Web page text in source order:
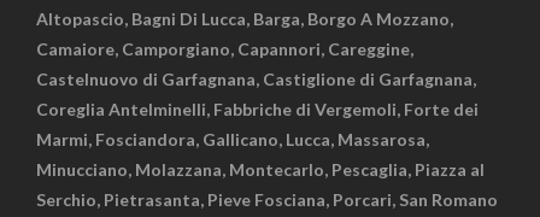
Altopascio, Bagni Di Lucca, Barga, Borgo A Mozzano,
Camaiore, Camporgiano, Capannori, Careggine,
Castelnuovo di Garfagnana, Castiglione di Garfagnana,
Coreglia Antelminelli, Fabbriche di Vergemoli, Forte dei
Marmi, Fosciandora, Gallicano, Lucca, Massarosa,
Minucciano, Molazzana, Montecarlo, Pescaglia, Piazza al
Serchio, Pietrasanta, Pieve Fosciana, Porcari, San Romano